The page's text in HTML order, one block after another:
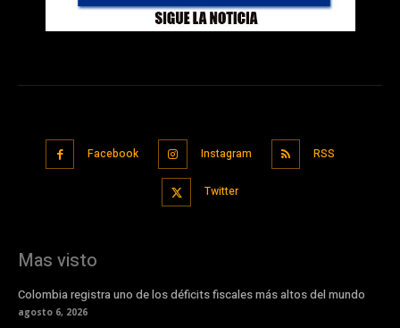
Facebook Instagram RSS
Twitter
Mas visto
Colombia registra uno de los déficits fiscales más altos del mundo
agosto 6, 2026